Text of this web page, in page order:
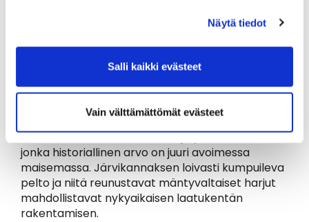
Näytä tiedot
Salli kaikki evästeet
Vain välttämättömät evästeet
Vastapalveluksena "tilavanhukselle" Iitti Golf
yhteistyössä museoviraston kanssa.
Golfkentän rakentamisen yhteydessä myös
maisema parantuu, näkymät parantuvat ja
ympäristön kasvillisuus tulee huollettua.
Golfkentän alue on vanhaa viljelymaisemaa,
jonka historiallinen arvo on juuri avoimessa
maisemassa. Järvikannaksen loivasti kumpuileva
pelto ja niitä reunustavat mäntyvaltaiset harjut
mahdollistavat nykyaikaisen laatukentän
rakentamisen.